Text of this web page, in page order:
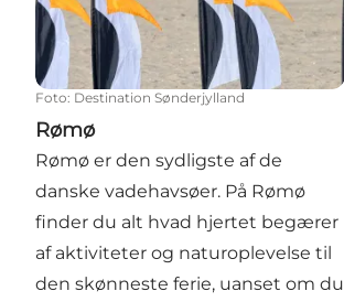
Foto: Destination Sønderjylland
Rømø
Rømø er den sydligste af de
danske vadehavsøer. På Rømø
finder du alt hvad hjertet begærer
af aktiviteter og naturoplevelse til
den skønneste ferie, uanset om du